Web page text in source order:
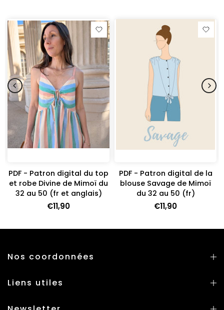
PDF - Patron digital du top
et robe Divine de Mimoï du
32 au 50 (fr et anglais)
€11,90
PDF - Patron digital de la
blouse Savage de Mimoï
du 32 au 50 (fr)
€11,90
Nos coordonnées
Liens utiles